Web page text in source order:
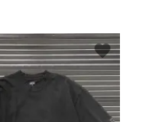
favorite